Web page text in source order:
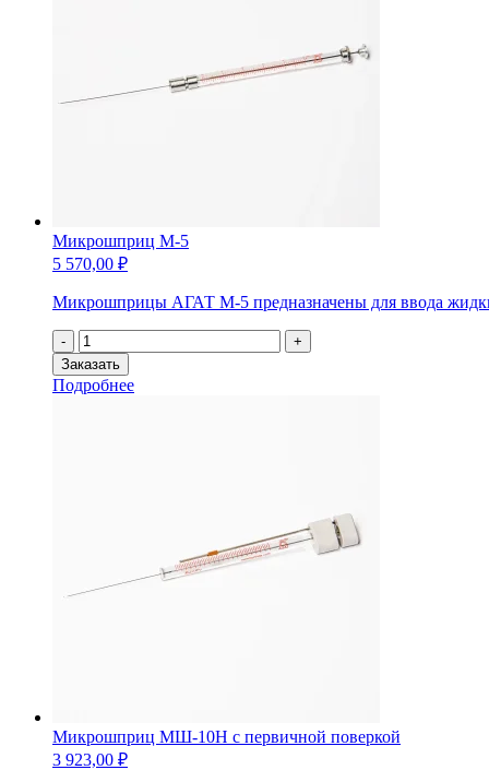
Микрошприц М-5
5 570,00 ₽
Микрошприцы АГАТ М-5 предназначены для ввода
-
Количество
товара
Микрошприц
М-5
+
Заказать
Подробнее
Микрошприц МШ-10Н с первичной поверкой
3 923,00 ₽